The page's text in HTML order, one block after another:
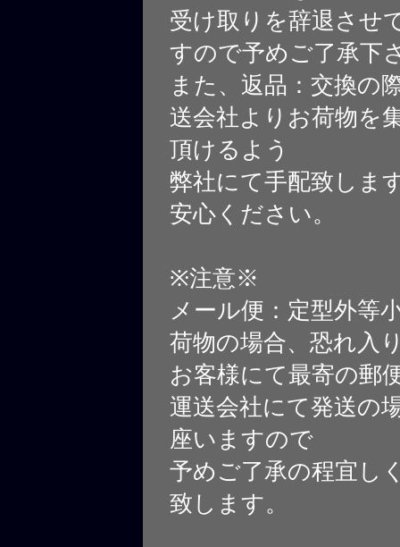
受け取りを辞退させ
すので予めご了承下
また、返品：交換の
送会社よりお荷物を
頂けるよう
弊社にて手配致しま
安心ください。
※注意※
メール便：定型外等
荷物の場合、恐れ入
お客様にて最寄の郵
運送会社にて発送の
座いますので
予めご了承の程宜し
致します。